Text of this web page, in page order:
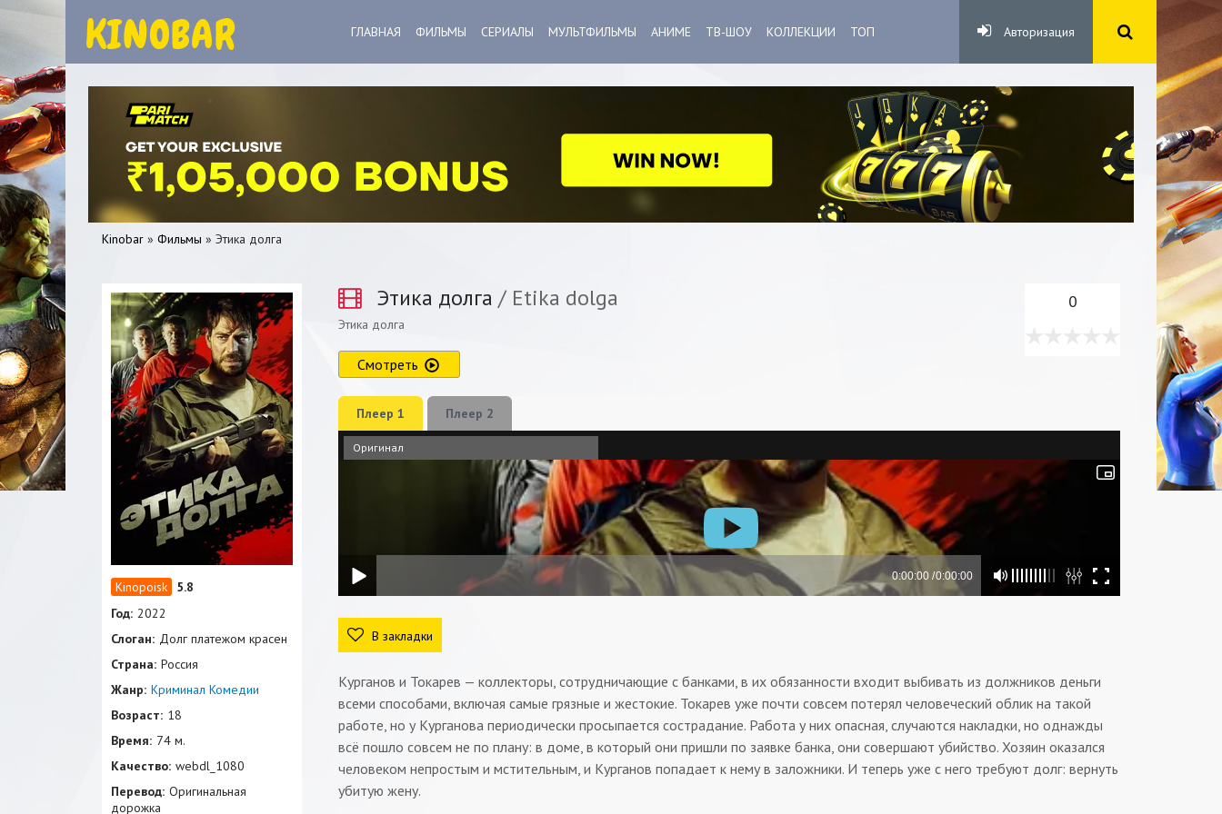
ГЛАВНАЯ ФИЛЬМЫ СЕРИАЛЫ МУЛЬТФИЛЬМЫ АНИМЕ ТВ-ШОУ КОЛЛЕКЦИИ ТОП Авторизация
Kinobar » Фильмы » Этика долга
Этика долга / Etika dolga
Этика долга
0
0
1 2 3 4 5
Смотреть
Плеер 1 Плеер 2
Оригинал
В закладки
Курганов и Токарев — коллекторы, сотрудничающие с банками, в их обязанности входит выбивать из должников деньги
всеми способами, включая самые грязные и жестокие. Токарев уже почти совсем потерял человеческий облик на такой
работе, но у Курганова периодически просыпается сострадание. Работа у них опасная, случаются накладки, но однажды
всё пошло совсем не по плану: в доме, в который они пришли по заявке банка, они совершают убийство. Хозяин оказался
человеком непростым и мстительным, и Курганов попадает к нему в заложники. И теперь уже с него требуют долг: вернуть
убитую жену.
5.8
Год: 2022
Слоган: Долг платежом красен
Страна: Россия
Жанр: Криминал Комедии
Возраст: 18
Время: 74 м.
Качество: webdl_1080
Перевод: Оригинальная
дорожка